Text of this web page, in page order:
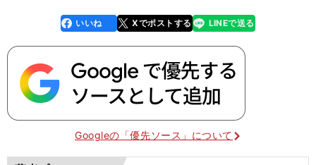
faceboo
k
いいね Xでポストする
line LINEで送る
Googleの「優先ソース」について